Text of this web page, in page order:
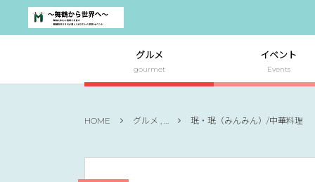
グルメ
gourmet
イベント
Events
HOME グルメ , … 珉・珉（みんみん）/中華料理